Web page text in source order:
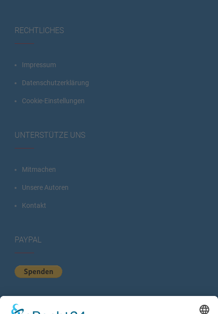
RECHTLICHES
Impressum
Datenschutzerklärung
Cookie-Einstellungen
UNTERSTÜTZE UNS
Mitmachen
Unsere Autoren
Kontakt
PAYPAL
KURZSTATISTIK